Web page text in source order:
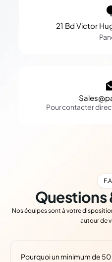
21 Bd Victor
Pour contacter
Questions
Nos équipes sont à votre
autour de
Pourquoi un minimum de